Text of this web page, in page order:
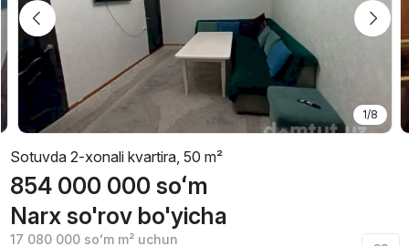
1/8
Sotuvda 2-xonali kvartira, 50 m²
854 000 000 soʻm
Narx so'rov bo'yicha
17 080 000 soʻmm² uchun